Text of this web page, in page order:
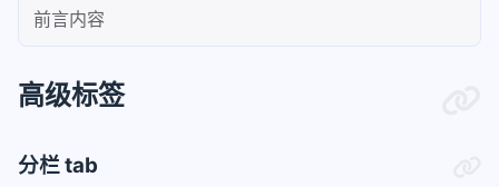
前言内容
高级标签
分栏 tab